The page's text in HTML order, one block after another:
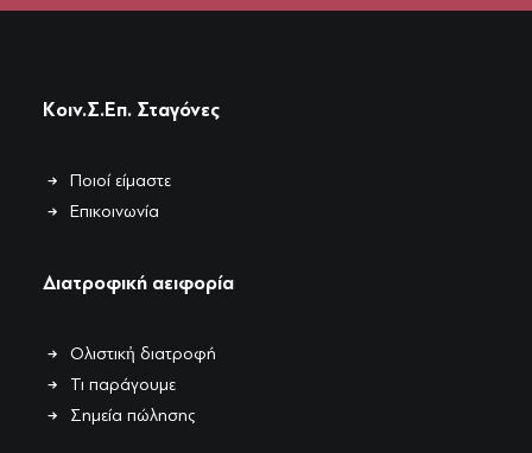
Κοιν.Σ.Επ. Σταγόνες
Ποιοί είμαστε
Επικοινωνία
Διατροφική αειφορία
Ολιστικἠ διατροφή
Τι παράγουμε
Σημεία πώλησης